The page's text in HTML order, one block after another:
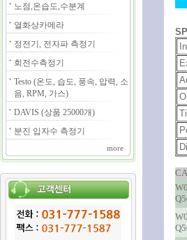
노점,온습도,수분계
열화상카메라
정전기, 전자파 측정기
회전수측정기
Testo (온도, 습도, 풍속, 압력, 소
음, RPM, 가스)
DAVIS (상품 25000개)
분진 입자수 측정기
more